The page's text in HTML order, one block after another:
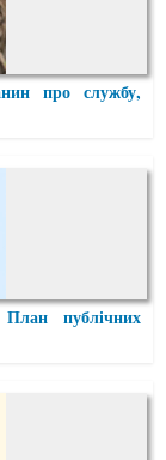
про службу,
публічних